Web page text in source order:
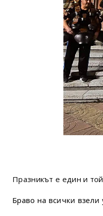
Празникът е един и
Браво на всички взели